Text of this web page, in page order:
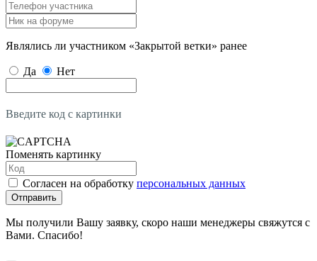
Являлись ли участником «Закрытой ветки» ранее
Да Нет
Введите код с картинки
Поменять картинку
Согласен на обработку персональных данных
Отправить
Мы получили Вашу заявку, скоро наши менеджеры свяжутся с
Вами. Спасибо!